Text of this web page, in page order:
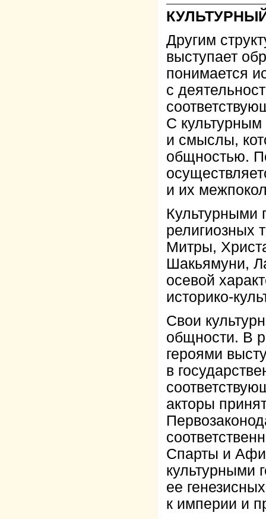
Другим
выступает
понимается
с
С
и смыслы,
общностью.
и их
Культурными
религиозных
Митры,
Шакьямуни,
осевой
историко-
Свои
общности. В
героями
в
акторы
Спарты и
культурными
ее
к империи и